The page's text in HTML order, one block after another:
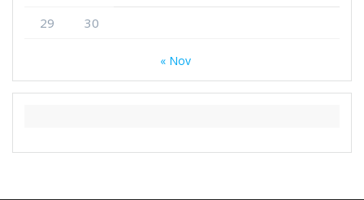
29
30
« Nov